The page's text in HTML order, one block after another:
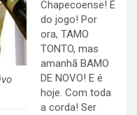
Chapecoense! É
do jogo! Por
ora, TAMO
TONTO, mas
amanhã BAMO
DE NOVO! E é
hoje. Com toda
a corda! Ser